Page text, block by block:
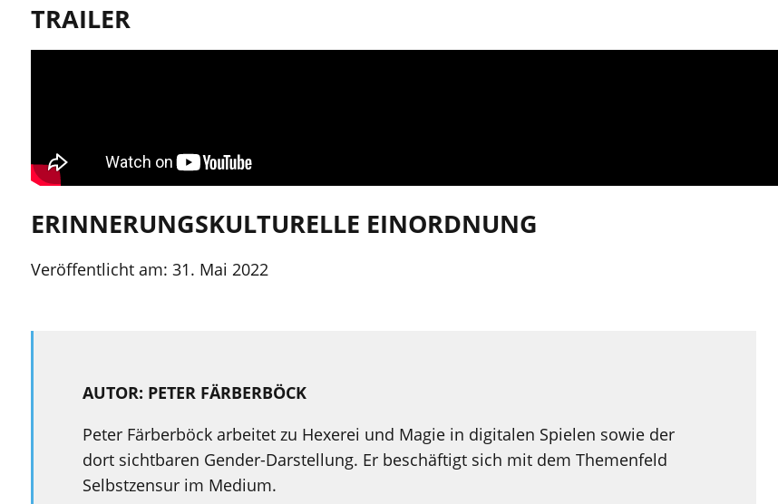
TRAILER
ERINNERUNGSKULTURELLE EINORDNUNG
Veröffentlicht am: 31. Mai 2022
AUTOR: PETER FÄRBERBÖCK
Peter Färberböck arbeitet zu Hexerei und Magie in digitalen Spielen sowie der
dort sichtbaren Gender-Darstellung. Er beschäftigt sich mit dem Themenfeld
Selbstzensur im Medium.